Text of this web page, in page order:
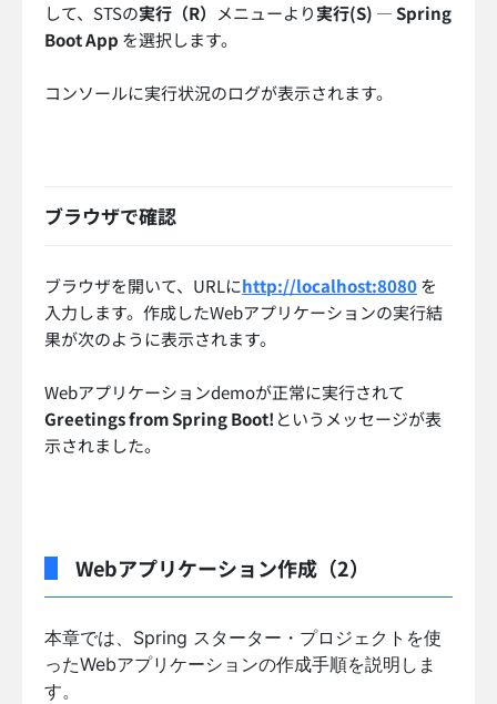
して、STSの実行（R） メニューより実行(S) —Spring
Boot App を選択します。
コンソールに実行状況のログが表示されます。
ブラウザで確認
ブラウザを開いて、URLにhttp://localhost:8080を
入力します。作成したWebアプリケーションの実行結
果が次のように表示されます。
Webアプリケーションdemoが正常に実行されて
Greetings from Spring Boot! というメッセージが表
示されました。
Webアプリケーション作成（2）
本章では、Spring スターター・プロジェクトを使
ったWebアプリケーションの作成手順を説明しま
す。